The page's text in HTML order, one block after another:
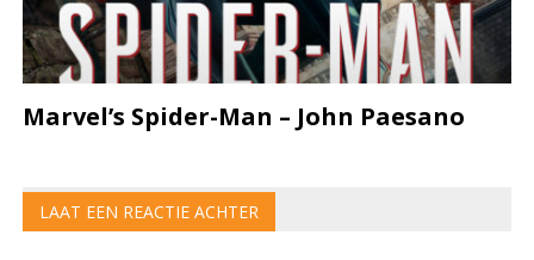
Marvel’s Spider-Man – John Paesano
LAAT EEN REACTIE ACHTER